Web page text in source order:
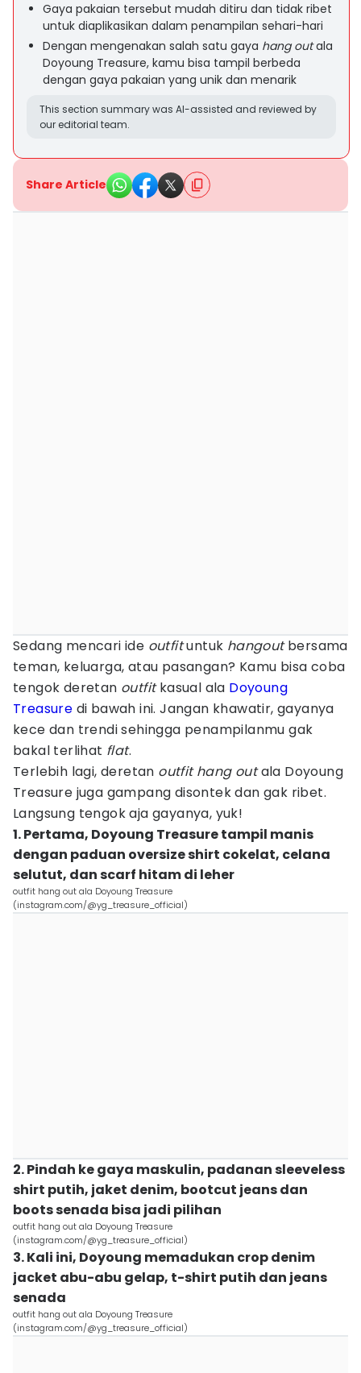
Gaya pakaian tersebut mudah ditiru dan tidak ribet
untuk diaplikasikan dalam penampilan sehari-hari
Dengan mengenakan salah satu gaya hang outala
Doyoung Treasure, kamu bisa tampil berbeda
dengan gaya pakaian yang unik dan menarik
This section summary was AI-assisted and reviewed by
our editorial team.
Share Article
Sedang mencari ide outfituntuk hangoutbersama
teman, keluarga, atau pasangan? Kamu bisa coba
tengok deretan outfitkasual ala Doyoung
Treasure di bawah ini. Jangan khawatir, gayanya
kece dan trendi sehingga penampilanmu gak
bakal terlihat flat.
Terlebih lagi, deretan outfithang outala Doyoung
Treasure juga gampang disontek dan gak ribet.
Langsung tengok aja gayanya, yuk!
1. Pertama, Doyoung Treasure tampil manis
dengan paduan oversize shirt cokelat, celana
selutut, dan scarf hitam di leher
outfit hang out ala Doyoung Treasure
(instagram.com/@yg_treasure_official)
2. Pindah ke gaya maskulin, padanan sleeveless
shirt putih, jaket denim, bootcut jeans dan
boots senada bisa jadi pilihan
outfit hang out ala Doyoung Treasure
(instagram.com/@yg_treasure_official)
3. Kali ini, Doyoung memadukan crop denim
jacket abu-abu gelap, t-shirt putih dan jeans
senada
outfit hang out ala Doyoung Treasure
(instagram.com/@yg_treasure_official)